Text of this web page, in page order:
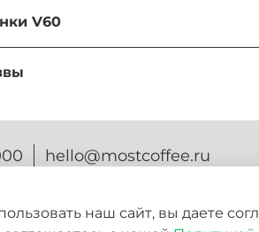
V60
рецепт
мл (из соотношения 1 г:16 мл)
hello@mostcoffee.ru
ИНН 470805345003
наш сайт, вы даете